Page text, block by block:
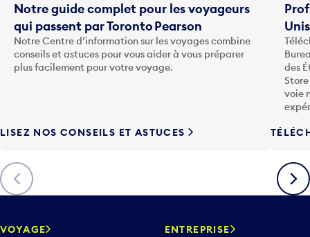
Précédent
Notre guide complet pour les voyageurs
qui passent par Toronto Pearson
Notre Centre d’information sur les voyages combine
conseils et astuces pour vous aider à vous préparer
plus facilement pour votre voyage.
LISEZ NOS CONSEILS ET ASTUCES
des
voie
VOYAGE ENTREPRISE